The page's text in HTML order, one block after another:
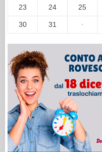
23 24 25
30 31 ·